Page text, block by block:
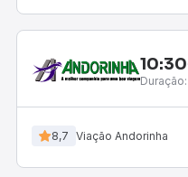
10:30
Duração:
8,7 Viação Andorinha